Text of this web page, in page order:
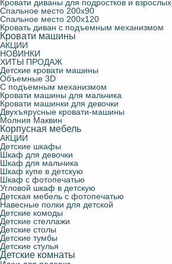
Кровати диваны для подростков и взрослых
Спальное место 200х90
Спальное место 200х120
Кровать диван с подъемным механизмом
Кровати машины
АКЦИИ
НОВИНКИ
ХИТЫ ПРОДАЖ
Детские кровати машины
Объемные 3D
С подъемным механизмом
Кровати машины для мальчика
Кровати машинки для девочки
Двухъярусные кровати-машины
Молния Маквин
Корпусная мебель
АКЦИИ
Детские шкафы
Шкаф для девочки
Шкаф для мальчика
Шкаф купе в детскую
Шкаф с фотопечатью
Угловой шкаф в детскую
Детская мебель с фотопечатью
Навесные полки для детской
Детские комоды
Детские стеллажи
Детские столы
Детские тумбы
Детские стулья
Детские комнаты